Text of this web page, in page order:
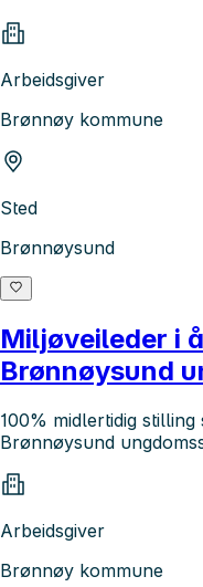
Arbeidsgiver
Brønnøy kommune
Sted
Brønnøysund
Miljøveileder i
Brønnøysund
100% midlertidig
Brønnøysund
Arbeidsgiver
Brønnøy kommune